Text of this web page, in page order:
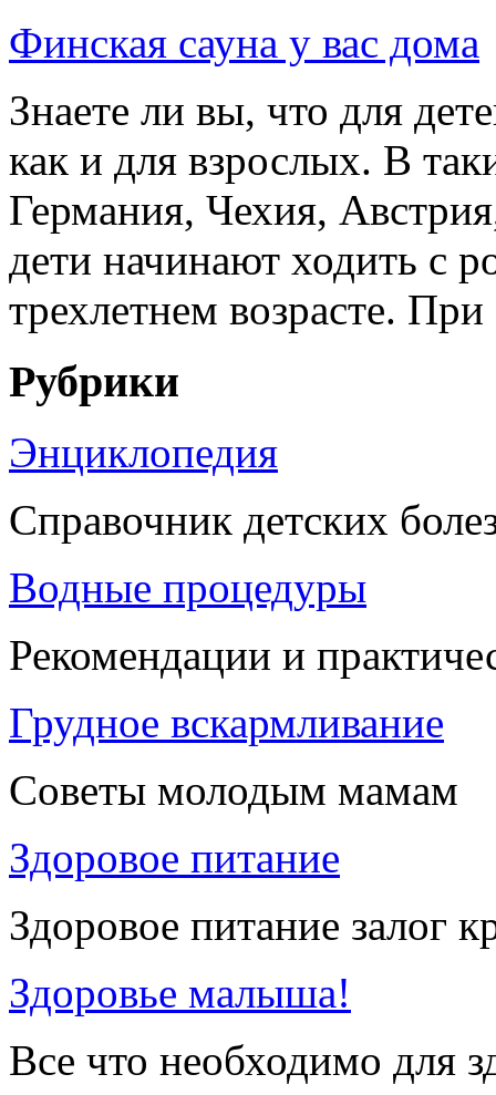
Финская сауна у вас дома
Знаете ли вы, что для
как и для взрослых. В
Германия, Чехия,
дети начинают ходить с
трехлетнем возрасте.
Рубрики
Энциклопедия
Справочник детских
Водные процедуры
Рекомендации и
Грудное вскармливание
Советы молодым мамам
Здоровое питание
Здоровое питание залог
Здоровье малыша!
Все что необходимо для